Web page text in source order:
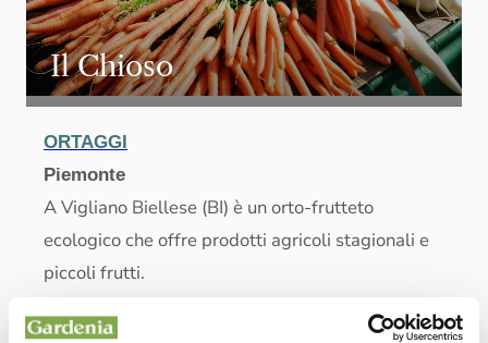
Il Chioso
ORTAGGI
Piemonte
A Vigliano Biellese (BI) è un orto-frutteto
ecologico che offre prodotti agricoli stagionali e
piccoli frutti.